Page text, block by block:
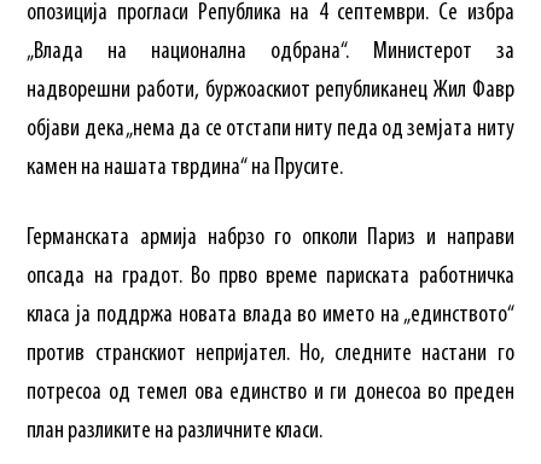
опозиција прогласи Република на 4 септември. Се избра
„Влада на национална одбрана“. Министерот за
надворешни работи, буржоаскиот републиканец Жил Фавр
објави дека „нема да се отстапи ниту педа од земјата ниту
камен на нашата тврдина“ на Прусите.
Германската армија набрзо го опколи Париз и направи
опсада на градот. Во прво време париската работничка
класа ја поддржа новата влада во името на „единството“
против странскиот непријател. Но, следните настани го
потресоа од темел ова единство и ги донесоа во преден
план разликите на различните класи.